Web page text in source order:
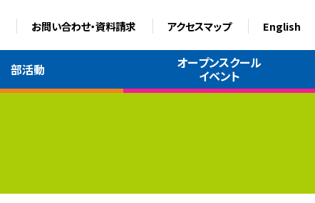
部活動 オープンスクール
イベント
お問い合わせ・資料請求 アクセスマップ English